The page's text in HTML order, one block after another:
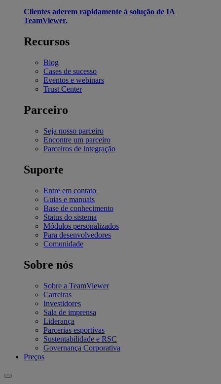
Clientes aderem rapidamente à solução de IA
TeamViewer.
Recursos
Blog
Cases de sucesso
Eventos e webinars
Trust Center
Parceiro
Seja nosso parceiro
Encontre um parceiro
Parceiros de integração
Suporte
Entre em contato
Guias e manuais
Base de conhecimento
Status do sistema
Módulos personalizados
Para desenvolvedores
Comunidade
Sobre nós
Sobre a TeamViewer
Carreiras
Investidores
Sala de imprensa
Liderança
Parcerias esportivas
Sustentabilidade e RSC
Governança Corporativa
Preços